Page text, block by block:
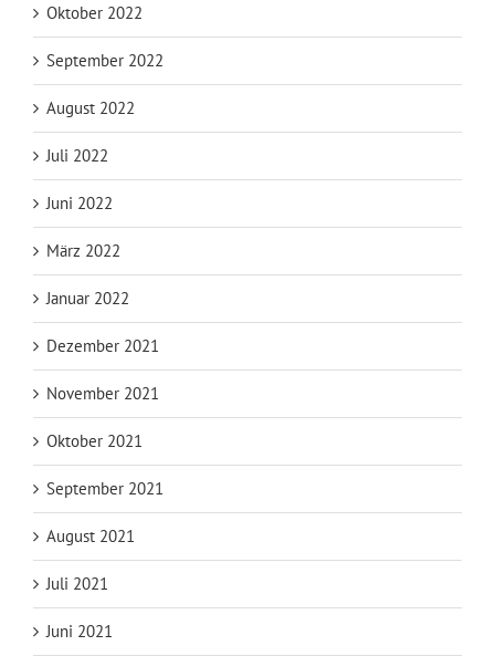
Oktober 2022
September 2022
August 2022
Juli 2022
Juni 2022
März 2022
Januar 2022
Dezember 2021
November 2021
Oktober 2021
September 2021
August 2021
Juli 2021
Juni 2021